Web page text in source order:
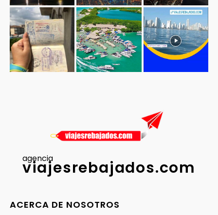
agencia
viajesrebajados.com
ACERCA DE NOSOTROS